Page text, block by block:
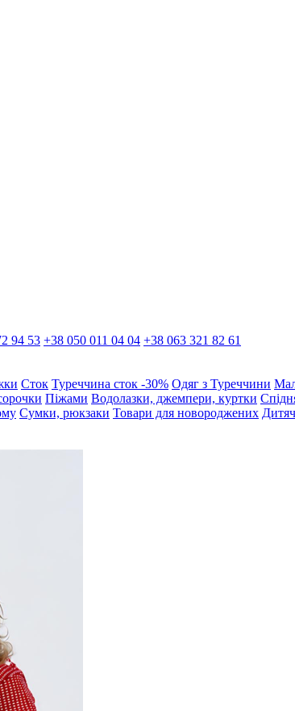
94 53 +38 050 011 04 04 +38 063 321 82 61
Сток Туреччина сток -30% Одяг з Туреччини
Піжами Водолазки, джемпери, куртки
Сумки, рюкзаки Товари для новороджених